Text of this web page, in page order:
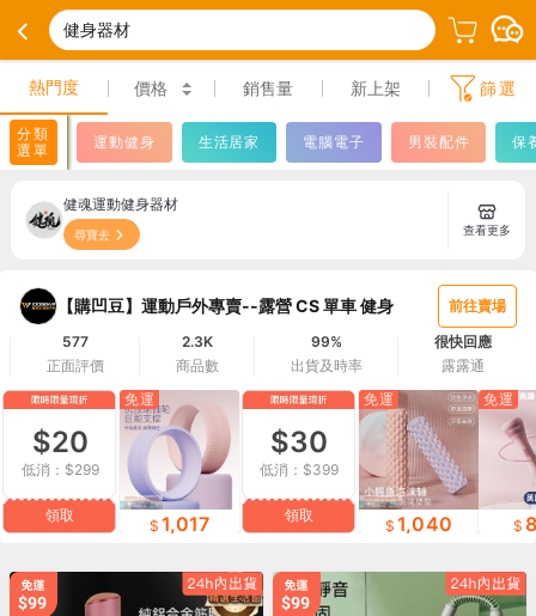
健身器材
熱門度 價格 銷售量 新上架 篩選
分類
選單
運動健身 生活居家 電腦電子 男裝配件 保
健魂運動健身器材
尋寶去 查看更多
【購凹豆】運動戶外專賣--露營 CS 單車 健身
前往賣場
577
正面評價
2.3K
商品數
99%
出貨及時率
很快回應
露露通
$20
低消：$299
領取
免運
1,017
$30
低消：$399
領取
免運
1,040
免運